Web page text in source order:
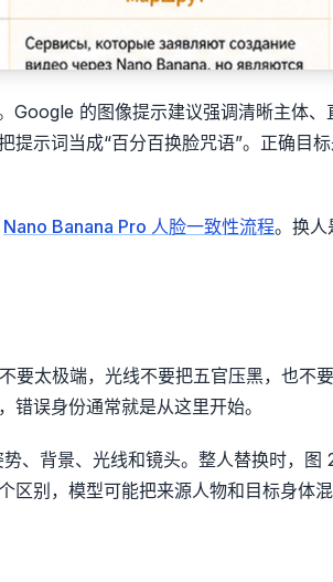
的图像提示建议强调清晰主体、
示词当成“百分百换脸咒语”。正确目
Nano Banana Pro 人脸一致性流程。换人
要太极端，光线不要把五官压黑，也不
误身份通常就是从这里开始。
、背景、光线和镜头。整人替换时，图
区别，模型可能把来源人物和目标身体